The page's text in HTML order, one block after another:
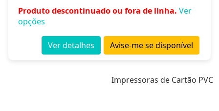
Produto descontinuado ou fora de linha. Ver
opções
Avise-me se disponível
Ver detalhes
Impressoras de Cartão PVC